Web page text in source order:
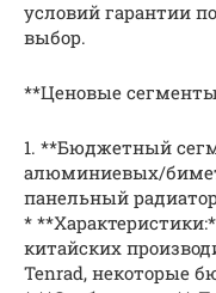
условий гарантии
выбор.
**Ценовые
1. **Бюджетный
алюминиевых/
панельный
*
китайских
Tenrad, некоторые